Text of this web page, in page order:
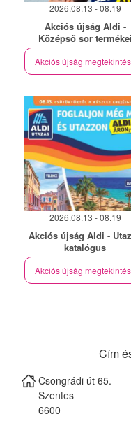
2026.08.13 - 08.19
Akciós újság Aldi -
Középső sor termékei
Akciós újság
2026.08.13 - 08.19
Akciós újság Aldi -
katalógus
Akciós újság
Cím
Csongrádi út 65.
Szentes
6600